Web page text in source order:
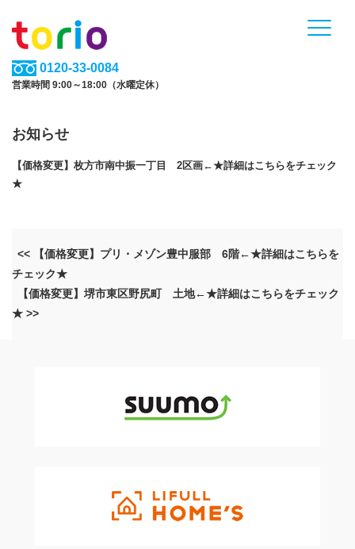
0120-33-0084
営業時間 9:00～18:00（水曜定休）
お知らせ
【価格変更】枚方市南中振一丁目 2区画←★詳細はこちらをチェック
★
<< 【価格変更】プリ・メゾン豊中服部 6階←★詳細はこちらを
チェック★
【価格変更】堺市東区野尻町 土地←★詳細はこちらをチェック
★ >>